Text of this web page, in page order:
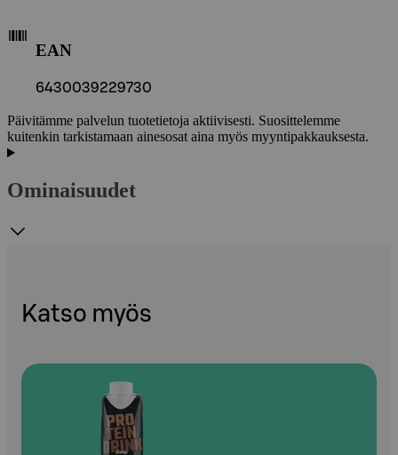
EAN
6430039229730
Päivitämme palvelun tuotetietoja aktiivisesti. Suosittelemme
kuitenkin tarkistamaan ainesosat aina myös myyntipakkauksesta.
Ominaisuudet
Katso myös